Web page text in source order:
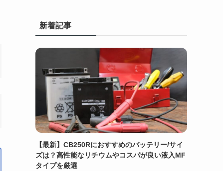
新着記事
【最新】CB250Rにおすすめのバッテリー/サイ
ズは？高性能なリチウムやコスパが良い液入MF
タイプを厳選